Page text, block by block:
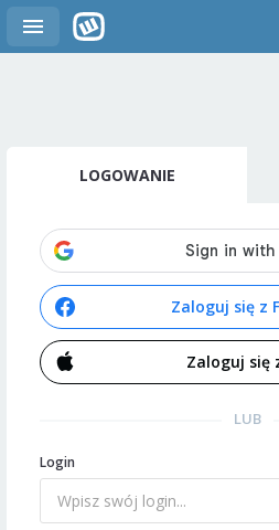
LOGOWANIE
Zaloguj się z
Zaloguj się
LUB
Login